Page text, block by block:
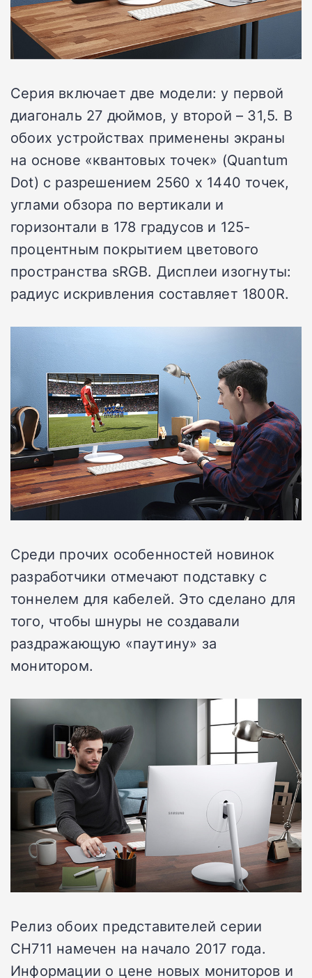
Серия включает две модели: у первой
диагональ 27 дюймов, у второй – 31,5. В
обоих устройствах применены экраны
на основе «квантовых точек» (Quantum
Dot) с разрешением 2560 х 1440 точек,
углами обзора по вертикали и
горизонтали в 178 градусов и 125-
процентным покрытием цветового
пространства sRGB. Дисплеи изогнуты:
радиус искривления составляет 1800R.
Среди прочих особенностей новинок
разработчики отмечают подставку с
тоннелем для кабелей. Это сделано для
того, чтобы шнуры не создавали
раздражающую «паутину» за
монитором.
Релиз обоих представителей серии
CH711 намечен на начало 2017 года.
Информации о цене новых мониторов и